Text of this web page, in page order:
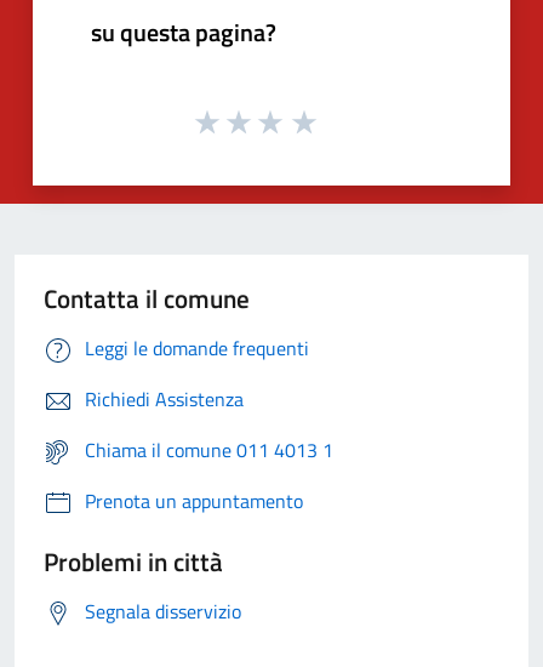
su questa pagina?
Contatta il comune
Leggi le domande frequenti
Richiedi Assistenza
Chiama il comune 011 4013 1
Prenota un appuntamento
Problemi in città
Segnala disservizio